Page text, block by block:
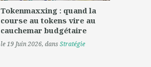
Tokenmaxxing : quand la
course au tokens vire au
cauchemar budgétaire
le 19 Juin 2026, dans Stratégie